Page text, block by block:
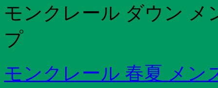
モンクレール ダウン メ
プ
モンクレール 春夏 メン